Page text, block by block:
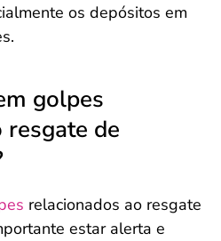
os depósitos em
golpes
resgate de
relacionados ao resgate
estar alerta e